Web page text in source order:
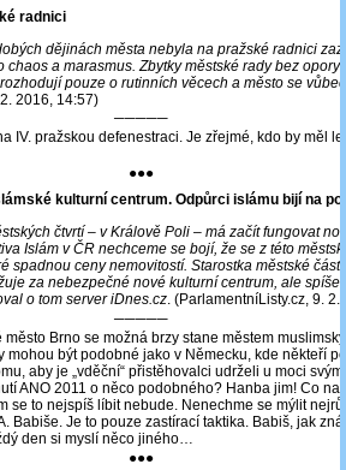
radnici
dějinách města nebyla na pražské radnici
chaos a marasmus. Zbytky městské rady bez opory
pouze o rutinních věcech a město se
2016, 14:57)
─────
IV. pražskou defenestraci. Je zřejmé, kdo by měl
●●●
kulturní centrum. Odpůrci islámu bijí na
čtvrtí – v Králově Poli – má začít fungovat
Islám v ČR nechceme se bojí, že se z této
spadnou ceny nemovitostí. Starostka městské
za nebezpečné nové kulturní centrum, ale spíše
o tom server iDnes.cz. (ParlamentníListy.cz, 9. 2.
─────
Brno se možná brzy stane městem
mohou být podobné jako v Německu, kde někteří
aby je „vděční“ přistěhovalci udrželi u moci
ANO 2011 o něco podobného? Hanba jim! Co na
se to nejspíš líbit nebude. Nenechme se mýlit
Babiše. Je to pouze zastírací taktika. Babiš, jak
den si myslí něco jiného…
●●●